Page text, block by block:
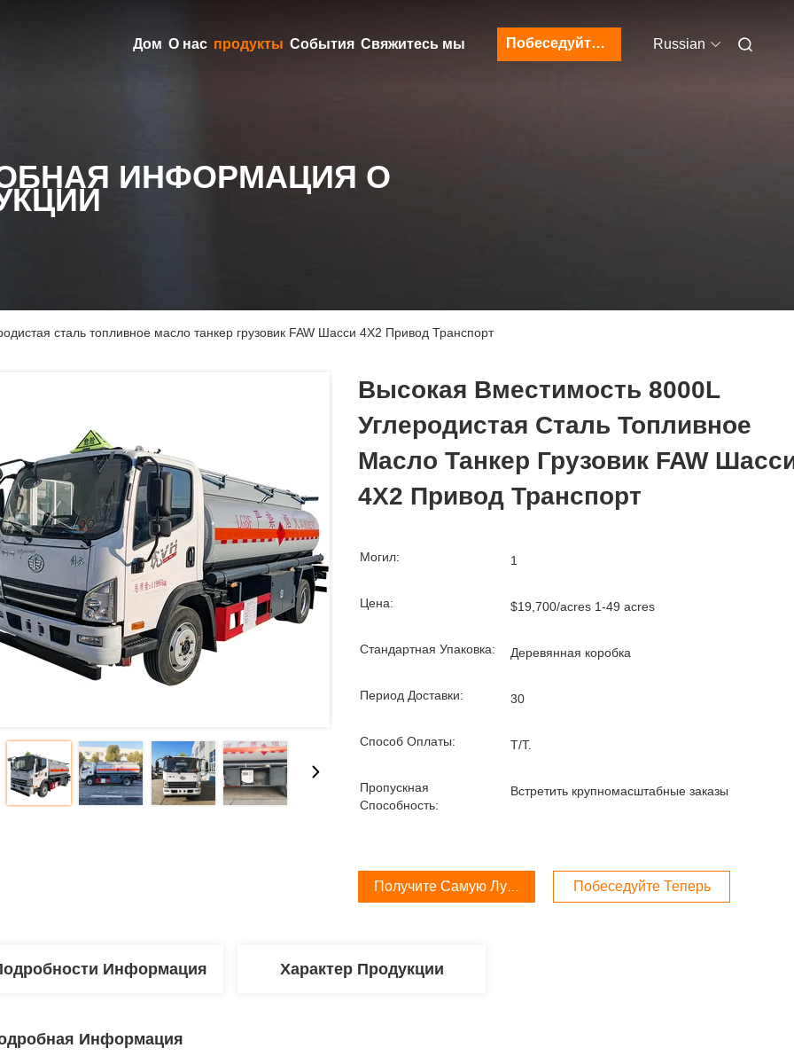
Дом О нас продукты События Свяжитесь мы Побеседуйте теперь Russian
ИНФОРМАЦИЯ О
сталь топливное масло танкер грузовик FAW Шасси 4X2 Привод Транспорт
Высокая Вместимость 8000L
Углеродистая Сталь Топливное
Масло Танкер Грузовик FAW
4X2 Привод Транспорт
Могил: 1
Цена: $19,700/acres 1-49 acres
Стандартная Упаковка: Деревянная коробка
Период Доставки: 30
Способ Оплаты: T/T.
Пропускная
Способность:
Встретить крупномасштабные заказы
Получите Самую Лучшую ЦенуПобеседуйте Теперь
Информация Характер Продукции
Информация